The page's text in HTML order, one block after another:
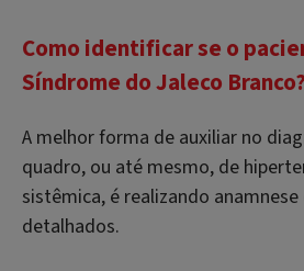
Como identificar se o
Síndrome do Jaleco Branco?
A melhor forma de auxiliar no
quadro, ou até mesmo, de
sistêmica, é realizando
detalhados.